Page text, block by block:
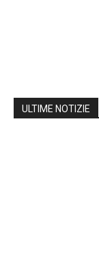
ULTIME NOTIZIE